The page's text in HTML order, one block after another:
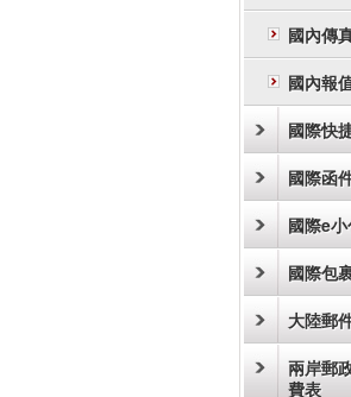
國內傳
國內報
國際快
國際函
國際e
國際包
大陸郵
兩岸郵
費表